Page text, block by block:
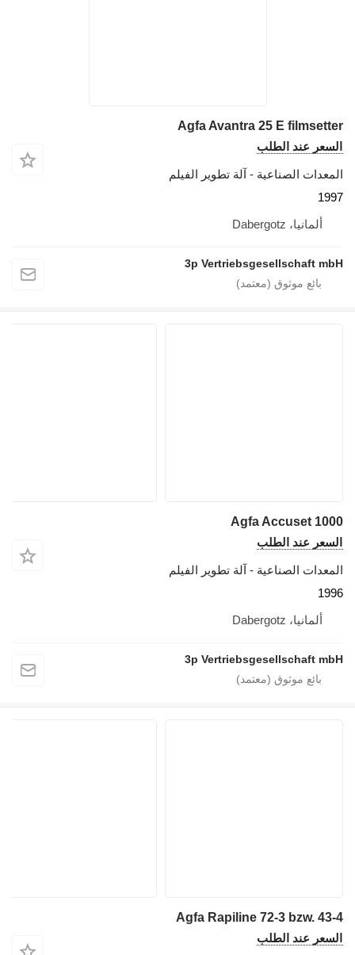
Agfa Avantra 25 E filmsetter
السعر عند الطلب
المعدات الصناعية - آلة تطوير الفيلم
1997
ألمانيا، Dabergotz
3p Vertriebsgesellschaft mbH
Agfa Accuset 1000
السعر عند الطلب
المعدات الصناعية - آلة تطوير الفيلم
1996
ألمانيا، Dabergotz
3p Vertriebsgesellschaft mbH
Agfa Rapiline 72-3 bzw. 43-4
السعر عند الطلب